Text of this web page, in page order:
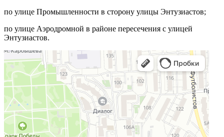
по улице Промышленности в сторону улицы Энтузиастов;
по улице Аэродромной в районе пересечения с улицей
Энтузиастов.